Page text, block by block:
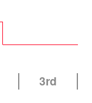
3rd